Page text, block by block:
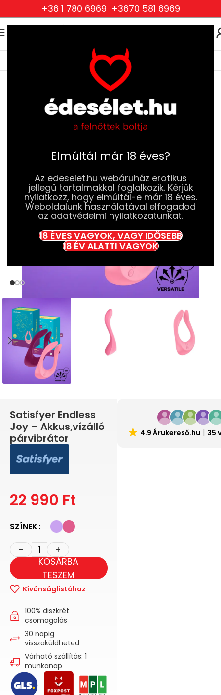
Elmúltál már 18 éves?
Az edeselet.hu webáruház erotikus
jellegű tartalmakkal foglalkozik. Kérjük
nyilatkozz, hogy elmúltál-e már 18 éves.
Weboldalunk használatával elfogadod
az adatvédelmi nyilatkozatunkat.
18 ÉVES VAGYOK, VAGY IDŐSEBB
18 ÉV ALATTI VAGYOK
+36 1 780 6969 +3670 581 6969
Szexjátékok Vibrátorok
Párvibrátorok
Satisfyer Endless
Joy – Akkus,vízálló
párvibrátor
22 990 Ft
SZÍNEK
KOSÁRBA
TESZEM
Kívánságlistához
100% diszkrét
csomagolás
30 napig
visszaküldheted
Várható szállítás: 1
munkanap
4.9 Árukereső.hu 35